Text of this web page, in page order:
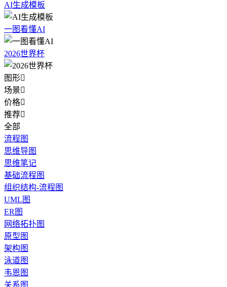
AI生成模板
一图看懂AI
2026世界杯
图形
场景
价格
推荐
全部
流程图
思维导图
思维笔记
基础流程图
组织结构-流程图
UML图
ER图
网络拓扑图
原型图
架构图
泳道图
韦恩图
关系图